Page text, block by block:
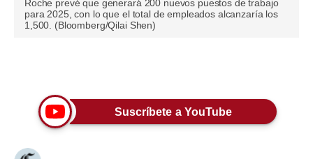
Opinión
Editorial
Tendencias
Roche prevé que generará 200 nuevos puestos de trabajo
para 2025, con lo que el total de empleados alcanzaría los
1,500. (Bloomberg/Qilai Shen)
Suscríbete a YouTube